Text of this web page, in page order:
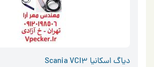
دیاگ اسکانیا Scania VCI3